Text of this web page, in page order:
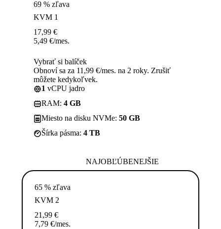
69 % zľava
KVM 1
17,99 €
5,49 €/mes.
Vybrať si balíček
Obnoví sa za 11,99 €/mes. na 2 roky. Zrušiť
môžete kedykoľvek.
1 vCPU jadro
RAM: 4 GB
Miesto na disku NVMe: 50 GB
Šírka pásma: 4 TB
NAJOBĽÚBENEJŠIE
65 % zľava
KVM 2
21,99 €
7,79 €/mes.